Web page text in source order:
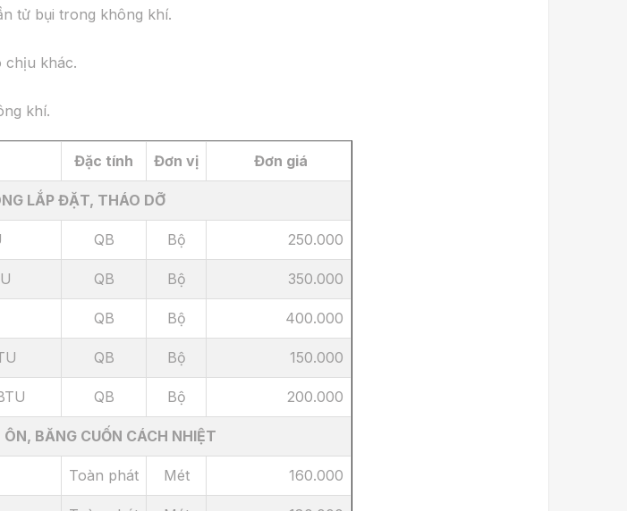
tử bụi trong không khí.
chịu khác.
khí.
Đặc tính Đơn vị Đơn giá
LẮP ĐẶT, THÁO DỠ
QB Bộ 250.000
QB Bộ 350.000
QB Bộ 400.000
QB Bộ 150.000
QB Bộ 200.000
BĂNG CUỐN CÁCH NHIỆT
Toàn phát Mét 160.000